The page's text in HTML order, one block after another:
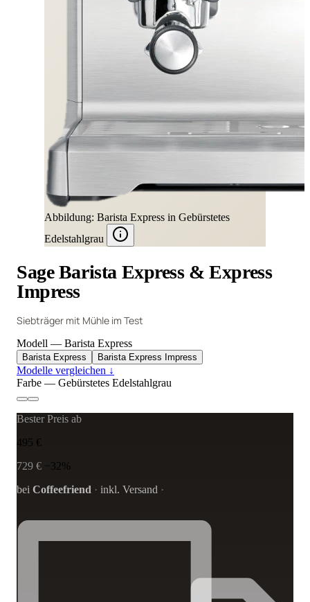
Abbildung: Barista Express in Gebürstetes
Edelstahlgrau
Sage Barista Express & Express
Impress
Siebträger mit Mühle im Test
Modell — Barista Express
Barista Express Barista Express Impress
Modelle vergleichen ↓
Farbe — Gebürstetes Edelstahlgrau
Bester Preis ab
495 €
729 € −32%
bei Coffeefriend · inkl. Versand ·